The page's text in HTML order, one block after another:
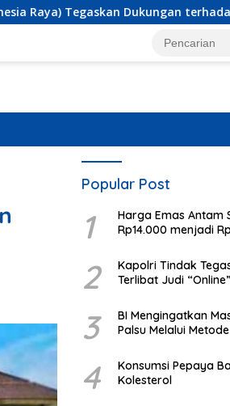
Dukungan terhadap Program
Popular Post
1
Harga Emas Antam
Rp14.000 menjadi
2
Kapolri Tindak
Terlibat Judi “Online”
3
BI Mengingatkan
Palsu Melalui
4
Konsumsi Pepaya
Kolesterol